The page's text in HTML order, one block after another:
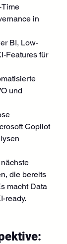
in
BI, Low-
Features für
und
Copilot
die bereits
macht Data
ready.